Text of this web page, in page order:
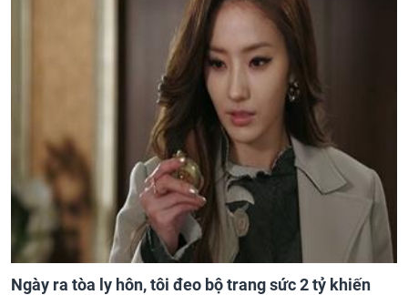
Ngày ra tòa ly hôn, tôi đeo bộ trang sức 2 tỷ khiến